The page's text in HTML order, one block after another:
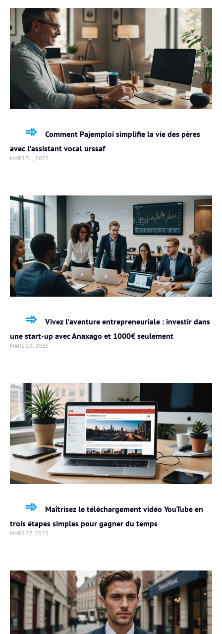
Comment Pajemploi simplifie la vie des pères
avec l’assistant vocal urssaf
MARS 31, 2025
Vivez l’aventure entrepreneuriale : investir dans
une start-up avec Anaxago et 1000€ seulement
MARS 29, 2025
Maîtrisez le téléchargement vidéo YouTube en
trois étapes simples pour gagner du temps
MARS 27, 2025